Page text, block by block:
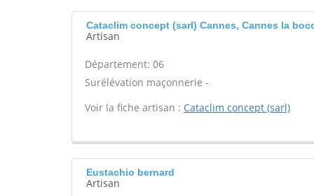
Cataclim concept (sarl) Cannes, Cannes la
Artisan
Département: 06
Surélévation maçonnerie -
Voir la fiche artisan : Cataclim concept (sarl)
Eustachio bernard
Artisan